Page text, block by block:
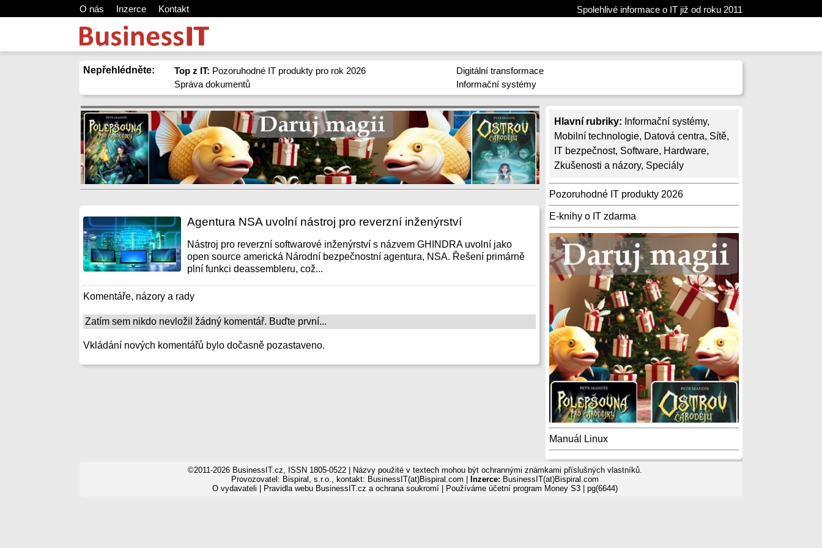
O nás Inzerce Kontakt Spolehlivé informace o IT již od roku 2011
Nepřehlédněte: Top z IT: Pozoruhodné IT produkty pro rok 2026
Správa dokumentů
Digitální transformace
Informační systémy
Hlavní rubriky: Informační systémy,
Mobilní technologie, Datová centra, Sítě,
IT bezpečnost, Software, Hardware,
Zkušenosti a názory, Speciály
Pozoruhodné IT produkty 2026
E-knihy o IT zdarma
Manuál Linux
Agentura NSA uvolní nástroj pro reverzní inženýrství
Nástroj pro reverzní softwarové inženýrství s názvem GHINDRA uvolní jako
open source americká Národní bezpečnostní agentura, NSA. Řešení primárně
plní funkci deassembleru, což...
Komentáře, názory a rady
Zatím sem nikdo nevložil žádný komentář. Buďte první...
Vkládání nových komentářů bylo dočasně pozastaveno.
©2011-2026 BusinessIT.cz, ISSN 1805-0522 | Názvy použité v textech mohou být ochrannými známkami příslušných vlastníků.
Provozovatel: Bispiral, s.r.o., kontakt: BusinessIT(at)Bispiral.com |
Inzerce: BusinessIT(at)Bispiral.com
O vydavateli
Pravidla webu BusinessIT.cz a ochrana soukromí| Používáme účetní program Money S3| pg(6644)